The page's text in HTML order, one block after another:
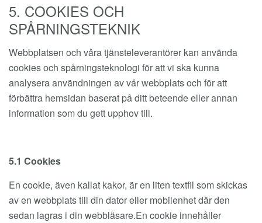
5. COOKIES OCH
SPÅRNINGSTEKNIK
Webbplatsen och våra tjänsteleverantörer kan använda
cookies och spårningsteknologi för att vi ska kunna
analysera användningen av vår webbplats och för att
förbättra hemsidan baserat på ditt beteende eller annan
information som du gett upphov till.
5.1 Cookies
En cookie, även kallat kakor, är en liten textfil som skickas
av en webbplats till din dator eller mobilenhet där den
sedan lagras i din webbläsare.En cookie innehåller